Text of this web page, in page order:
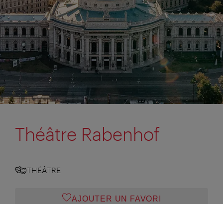
Théâtre Rabenhof
THÉÂTRE
AJOUTER UN FAVORI